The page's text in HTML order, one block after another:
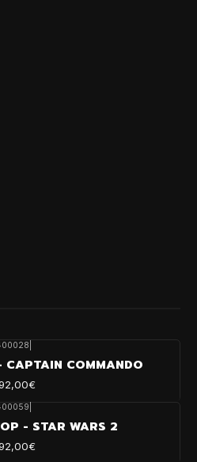
CAPTAIN COMMANDO
- STAR WARS 2